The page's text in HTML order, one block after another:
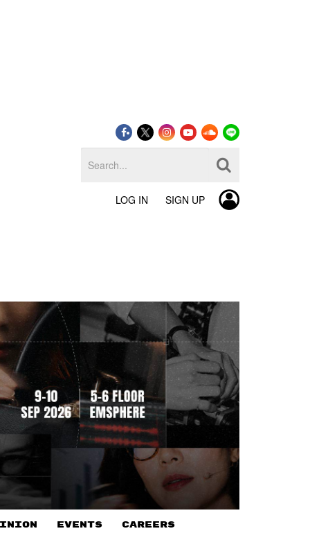
LOG IN SIGN UP
EVENTS CAREERS